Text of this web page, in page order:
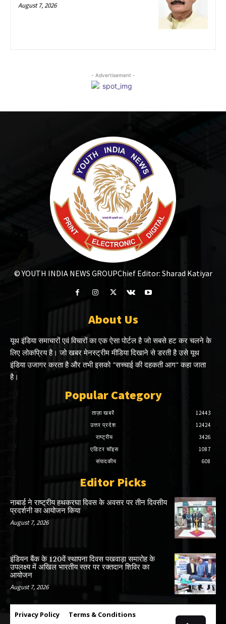
August 7, 2026
- Advertisement -
© YOUTH INDIA NEWS GROUPChief Editor: Sharad Katiyar
About Us
यूथ इंडिया समाचारों एवं विचारों का एक ऐसा पोर्टल है जो सबसे हट कर चलने के
लिए लोकप्रिय है। जो खबर मेनस्ट्रीम मीडिया दिखाने से डरती है उसे यूथ
इंडिया उजागर करता है और तभी इसको "सच्चाई की दहकती आग" कहा जाता
है।
Popular Category
ताज़ा खबरें
12443
उत्तर प्रदेश
12424
राष्ट्रीय
3426
एडिटर चॉइस
1087
संपादकीय
608
Editor Picks
नाबार्ड ने राष्ट्रीय हथकरघा दिवस के अवसर पर तीन दिवसीय
प्रदर्शनी का आयोजन किया
August 7, 2026
इंडियन बैंक के 120वें स्थापना दिवस पखवाड़ा समारोह के
उपलक्ष्य में अखिल भारतीय स्तर पर रक्तदान शिविर का
आयोजन
August 7, 2026
Privacy Policy Terms & Conditions